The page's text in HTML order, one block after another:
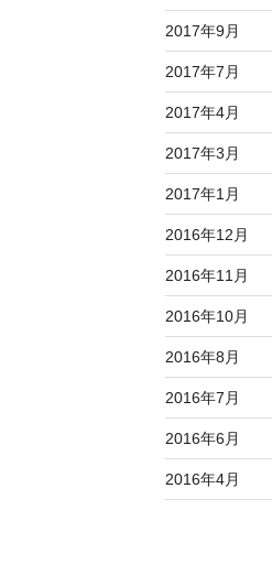
2017年9月
2017年7月
2017年4月
2017年3月
2017年1月
2016年12月
2016年11月
2016年10月
2016年8月
2016年7月
2016年6月
2016年4月